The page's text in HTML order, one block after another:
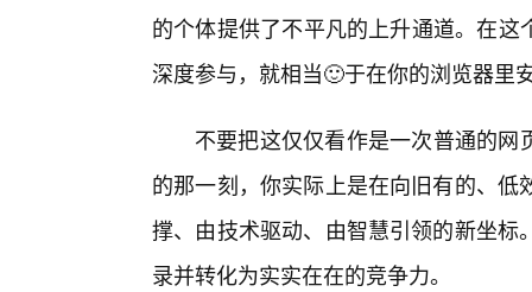
的个体提供了不平凡的上升通道。在
深度参与，就相当🙂于在你的浏览器里
不要把这仅仅看作是一次普通的
的那一刻，你实际上是在向旧有的、
撑、由技术驱动、由智慧引领的新坐
录并转化为实实在在的竞争力。